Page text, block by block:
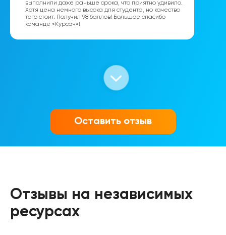
выполнили даже раньше срока, что приятно удивило.
Хотя цена немного высока для студента, но качество
того стоит. Получил 98 баллов! Большое спасибо
команде «Курсач»!
Оставить отзыв
Отзывы на независимых
ресурсах